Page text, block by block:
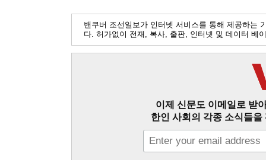
밴쿠버 조선일보가 인터넷 서비스를 통해 제공하는
다. 허가없이 전재, 복사, 출판, 인터넷 및 데이터 베
이제 신문도 이메일로 받
한인 사회의 각종 소식들